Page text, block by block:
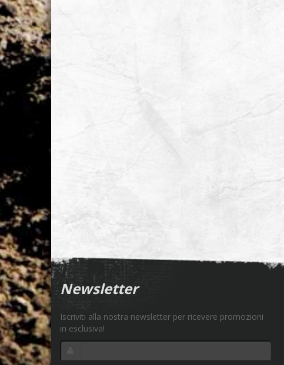
Newsletter
Iscriviti alla nostra newsletter per ricevere promozioni
in esclusiva!